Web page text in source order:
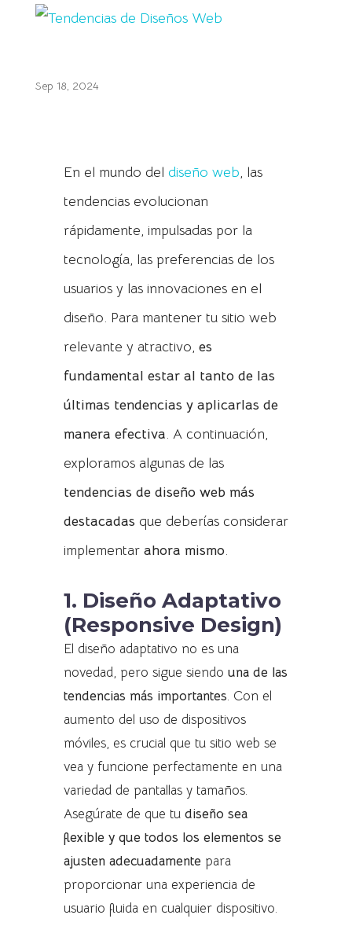
Sep 18, 2024
En el mundo del diseño web, las
tendencias evolucionan
rápidamente, impulsadas por la
tecnología, las preferencias de los
usuarios y las innovaciones en el
diseño. Para mantener tu sitio web
relevante y atractivo, es
fundamental estar al tanto de las
últimas tendencias y aplicarlas de
manera efectiva. A continuación,
exploramos algunas de las
tendencias de diseño web más
destacadas que deberías considerar
implementar ahora mismo.
1. Diseño Adaptativo
(Responsive Design)
El diseño adaptativo no es una
novedad, pero sigue siendo una de las
tendencias más importantes. Con el
aumento del uso de dispositivos
móviles, es crucial que tu sitio web se
vea y funcione perfectamente en una
variedad de pantallas y tamaños.
Asegúrate de que tu diseño sea
flexible y que todos los elementos se
ajusten adecuadamente para
proporcionar una experiencia de
usuario fluida en cualquier dispositivo.